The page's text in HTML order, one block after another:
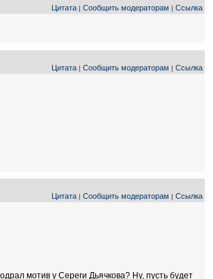
Цитата | Сообщить модераторам | Ссылка
Цитата | Сообщить модераторам | Ссылка
Цитата | Сообщить модераторам | Ссылка
мотив у Сереги Дьячкова? Ну, пусть будет